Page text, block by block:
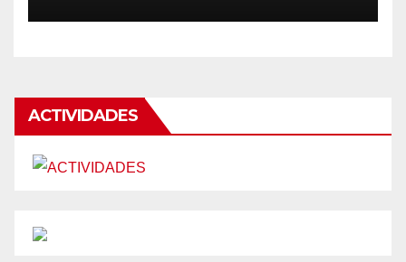
ACTIVIDADES